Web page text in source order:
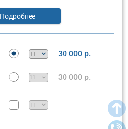
Подробнее
30 000 р.
30 000 р.